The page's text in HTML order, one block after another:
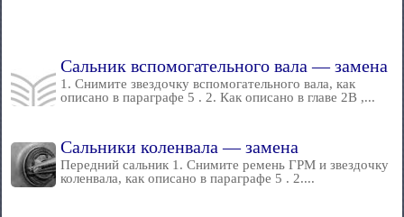
Сальник вспомогательного вала — замена
1. Снимите звездочку вспомогательного вала, как
описано в параграфе 5 . 2. Как описано в главе 2В ,...
Сальники коленвала — замена
Передний сальник 1. Снимите ремень ГРМ и звездочку
коленвала, как описано в параграфе 5 . 2....